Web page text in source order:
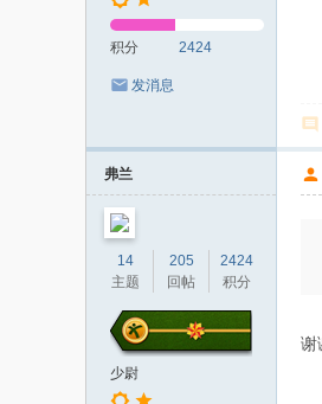
积分 2424
发消息
弗兰
14
主题
205
回帖
2424
积分
少尉
谢